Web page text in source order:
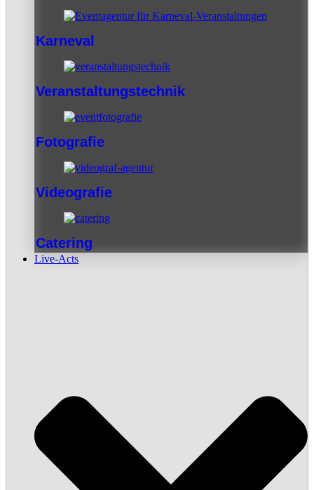
Karneval
Veranstaltungstechnik
Fotografie
Videografie
Catering
Live-Acts